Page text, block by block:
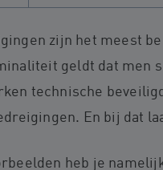
zijn het meest
geldt dat men
technische
En bij dat
heb je